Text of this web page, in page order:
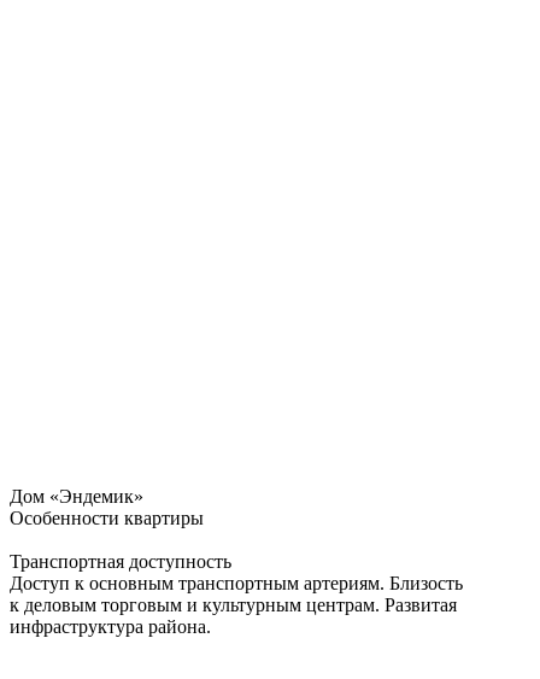
Дом «Эндемик»
Особенности квартиры
Транспортная доступность
Доступ к основным транспортным артериям. Близость
к деловым торговым и культурным центрам. Развитая
инфраструктура района.